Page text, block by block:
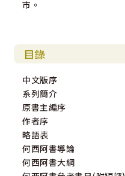
巿。
目錄
中文版序
系列簡介
原書主編序
作者序
略語表
何西阿書導論
何西阿書大綱